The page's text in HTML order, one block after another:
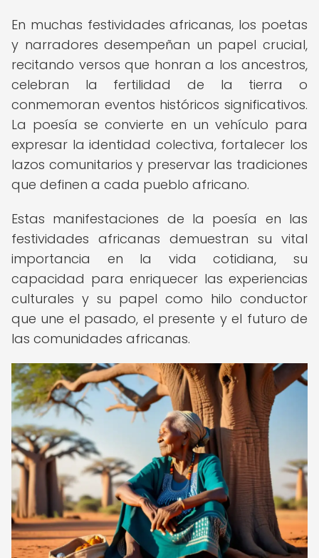
En muchas festividades africanas, los poetas
y narradores desempeñan un papel crucial,
recitando versos que honran a los ancestros,
celebran la fertilidad de la tierra o
conmemoran eventos históricos significativos.
La poesía se convierte en un vehículo para
expresar la identidad colectiva, fortalecer los
lazos comunitarios y preservar las tradiciones
que definen a cada pueblo africano.
Estas manifestaciones de la poesía en las
festividades africanas demuestran su vital
importancia en la vida cotidiana, su
capacidad para enriquecer las experiencias
culturales y su papel como hilo conductor
que une el pasado, el presente y el futuro de
las comunidades africanas.